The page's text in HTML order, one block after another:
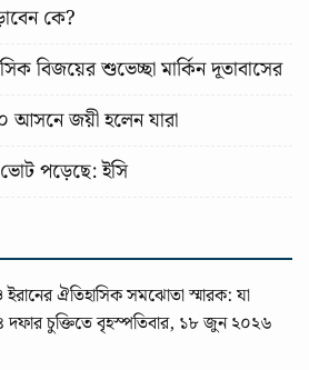
কে?
বিজয়ের শুভেচ্ছা মার্কিন দূতাবাসের
আসনে জয়ী হলেন যারা
ভোট পড়েছে: ইসি
ইরানের ঐতিহাসিক সমঝোতা স্মারক: যা
চুক্তিতেবৃহস্পতিবার, ১৮ জুন ২০২৬